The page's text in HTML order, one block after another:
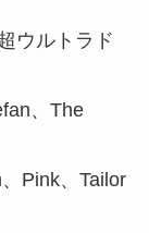
ウルトラド
、The
Pink、Tailor